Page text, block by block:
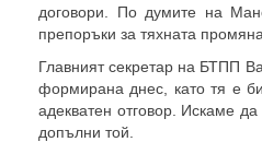
договори. По думите на
препоръки за тяхната промяна.
Главният секретар на БТПП
формирана днес, като тя е
адекватен отговор. Искаме
допълни той.